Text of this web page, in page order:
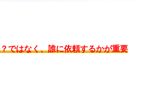
ではなく、誰に依頼するかが重要